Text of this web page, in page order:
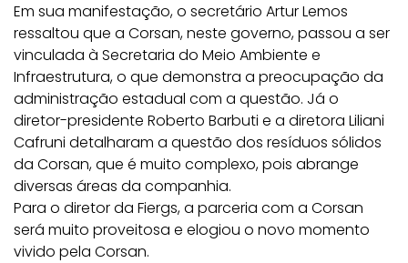
Em sua manifestação, o secretário Artur Lemos
ressaltou que a Corsan, neste governo, passou a ser
vinculada à Secretaria do Meio Ambiente e
Infraestrutura, o que demonstra a preocupação da
administração estadual com a questão. Já o
diretor-presidente Roberto Barbuti e a diretora Liliani
Cafruni detalharam a questão dos resíduos sólidos
da Corsan, que é muito complexo, pois abrange
diversas áreas da companhia.
Para o diretor da Fiergs, a parceria com a Corsan
será muito proveitosa e elogiou o novo momento
vivido pela Corsan.